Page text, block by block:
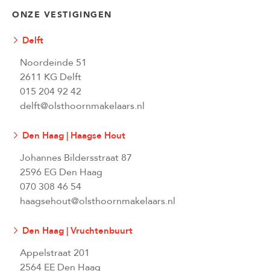
ONZE VESTIGINGEN
Delft
Noordeinde 51
2611 KG Delft
015 204 92 42
delft@olsthoornmakelaars.nl
Den Haag | Haagse Hout
Johannes Bildersstraat 87
2596 EG Den Haag
070 308 46 54
haagsehout@olsthoornmakelaars.nl
Den Haag | Vruchtenbuurt
Appelstraat 201
2564 EE Den Haag